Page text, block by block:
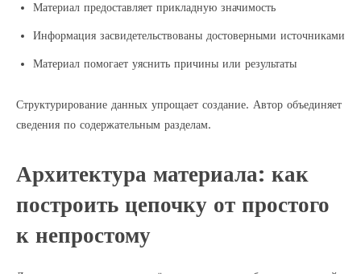
Материал предоставляет прикладную значимость
Информация засвидетельствованы достоверными источниками
Материал помогает уяснить причины или результаты
Структурирование данных упрощает создание. Автор объединяет
сведения по содержательным разделам.
Архитектура материала: как
построить цепочку от простого
к непростому